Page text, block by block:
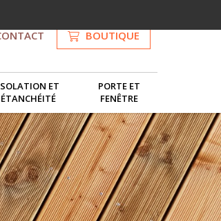
BOUTIQUE
ET
ÉTANCHÉITÉ
PORTE ET
FENÊTRE